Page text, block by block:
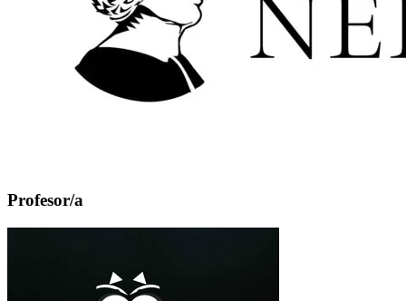
Profesor/a